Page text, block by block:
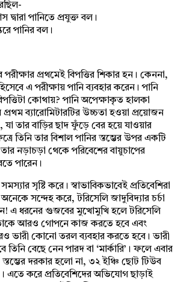
দ্বারা পানিতে প্রযুক্ত বল।
পানির বল।
পরীক্ষার প্রথমেই বিপত্তির শিকার হন। কেননা,
এ পরীক্ষায় পানি ব্যবহার করেন। পানি
কোথায়? পানি অপেক্ষাকৃত হালকা
প্রথম ব্যারোমিটারটির উচ্চতা হওয়া প্রয়োজন
তার বাড়ির ছাদ ফুঁড়ে বের হয়ে যাওয়ার
তিনি তার বিশাল পানির স্তম্ভের উপর একটি
নড়াচড়া থেকে পরিবেশের বায়ুচাপের
পারেন।
সৃষ্টি করে। স্বাভাবিকভাবেই প্রতিবেশিরা
সন্দেহ করে, টরিসেলি জাদুবিদ্যার চর্চা
এ ধরনের গুজবের মুখোমুখি হলে টরিসেলি
আরও গোপনে কাজ করতে হবে এবং
ভারী কোনো তরল ব্যবহার করতে হবে। ভারী
তিনি বেছে নেন পারদ বা ‘মার্কারি’। ফলে এবার
দরকার হলো না, ৩২ ইঞ্চি ছোট টিউব
এতে করে প্রতিবেশিদের অভিযোগ ছাড়াই